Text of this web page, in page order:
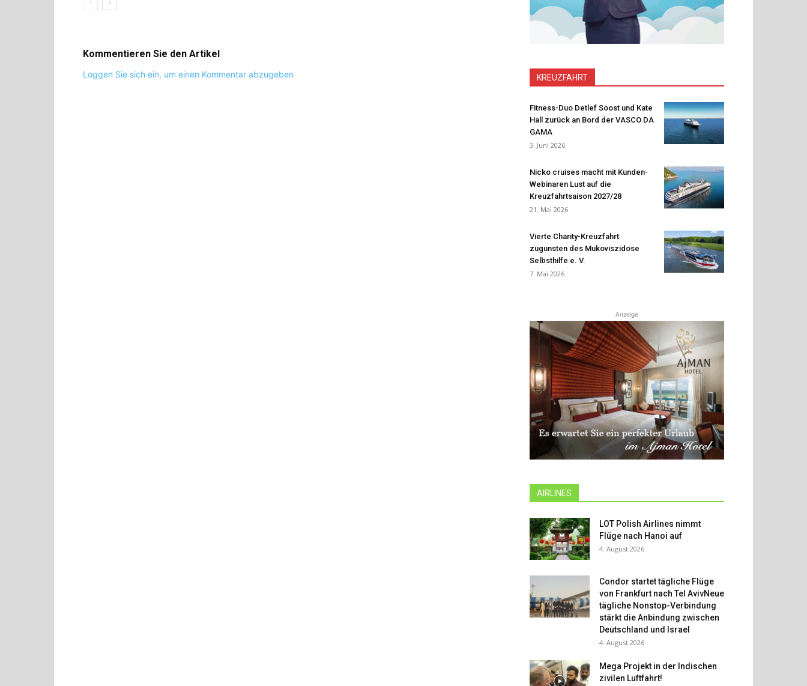
Kommentieren Sie den Artikel
Loggen Sie sich ein, um einen Kommentar abzugeben KREUZFAHRT
Fitness-Duo Detlef Soost und Kate
Hall zurück an Bord der VASCO DA
GAMA
3. Juni 2026
Nicko cruises macht mit Kunden-
Webinaren Lust auf die
Kreuzfahrtsaison 2027/28
21. Mai 2026
Vierte Charity-Kreuzfahrt
zugunsten des Mukoviszidose
Selbsthilfe e. V.
7. Mai 2026
Anzeige
AIRLINES
LOT Polish Airlines nimmt
Flüge nach Hanoi auf
4. August 2026
Condor startet tägliche Flüge
von Frankfurt nach Tel AvivNeue
tägliche Nonstop-Verbindung
stärkt die Anbindung zwischen
Deutschland und Israel
4. August 2026
Mega Projekt in der Indischen
zivilen Luftfahrt!